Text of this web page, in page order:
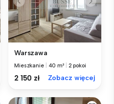
Warszawa
Mieszkanie 40 m² 2 pokoi
2 150 zł Zobacz więcej